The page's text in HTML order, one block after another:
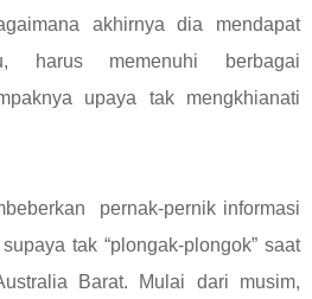
akhirnya dia mendapat
harus memenuhi berbagai
upaya tak mengkhianati
pernak-pernik informasi
tak “plongak-plongok” saat
Barat. Mulai dari musim,